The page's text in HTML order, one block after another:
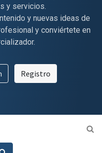
y servicios.
y nuevas ideas de
y conviértete en
Registro